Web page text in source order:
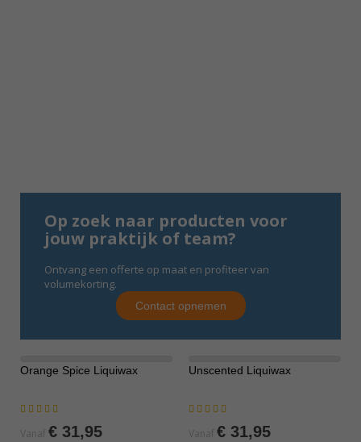
Op zoek naar producten voor
jouw praktijk of team?
Ontvang een offerte op maat en profiteer van
volumekorting.
Contact opnemen
Orange Spice Liquiwax
Waardering:
Vanaf € 31,95
Unscented Liquiwax
Waardering:
Vanaf € 31,95